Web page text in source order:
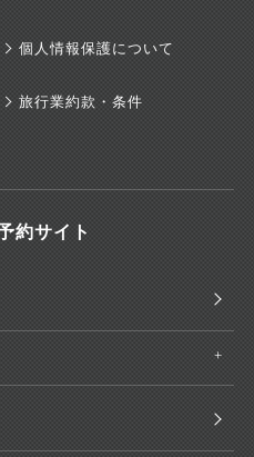
個人情報保護について
旅行業約款・条件
約サイト